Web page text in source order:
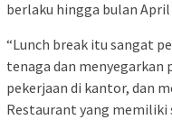
berlaku hingga bulan
“Lunch break itu sangat
tenaga dan
pekerjaan di kantor, dan
Restaurant yang memiliki